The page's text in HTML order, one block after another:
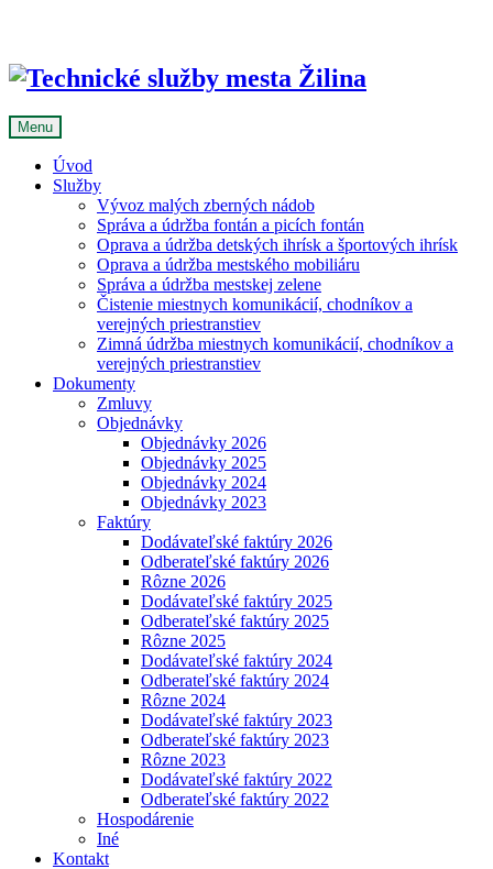
Menu
Úvod
Služby
Vývoz malých zberných nádob
Správa a údržba fontán a picích fontán
Oprava a údržba detských ihrísk a športových ihrísk
Oprava a údržba mestského mobiliáru
Správa a údržba mestskej zelene
Čistenie miestnych komunikácií, chodníkov a
verejných priestranstiev
Zimná údržba miestnych komunikácií, chodníkov a
verejných priestranstiev
Dokumenty
Zmluvy
Objednávky
Objednávky 2026
Objednávky 2025
Objednávky 2024
Objednávky 2023
Faktúry
Dodávateľské faktúry 2026
Odberateľské faktúry 2026
Rôzne 2026
Dodávateľské faktúry 2025
Odberateľské faktúry 2025
Rôzne 2025
Dodávateľské faktúry 2024
Odberateľské faktúry 2024
Rôzne 2024
Dodávateľské faktúry 2023
Odberateľské faktúry 2023
Rôzne 2023
Dodávateľské faktúry 2022
Odberateľské faktúry 2022
Hospodárenie
Iné
Kontakt